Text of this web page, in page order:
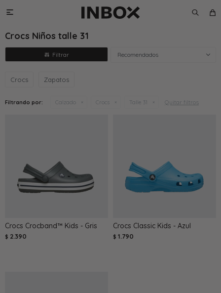

Crocs Niños talle 31
Recomendados
Crocs Zapatos
Filtrando por: Calzado Crocs Talle 31 Quitar filtros
Crocs Crocband™ Kids - Gris
$ 2.390
Crocs Classic Kids - Azul
$ 1.790